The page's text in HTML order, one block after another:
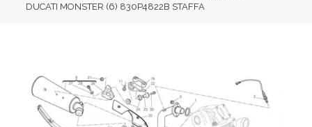
DUCATI MONSTER (6) 830P4822B STAFFA